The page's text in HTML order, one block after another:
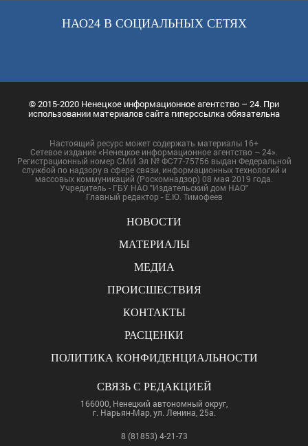
НАО24 В СОЦИАЛЬНЫХ СЕТЯХ
© 2015-2020 Ненецкое информационное агентство – 24. При
использовании материалов сайта гиперссылка обязательна
Настоящий ресурс может содержать материалы 16+
Сетевое издание «Ненецкое информационное агентство – 24».
Регистрационный номер СМИ Эл № ФС77-75756 выдан Федеральной
службой по надзору в сфере связи, информационных технологий и
массовых коммуникаций (Роскомнадзор) 08 мая 2019 года.
Учредитель - ГБУ НАО "Издательский дом НАО"
Главный редактор - Е.Ю. Тимофеев
НОВОСТИ
МАТЕРИАЛЫ
МЕДИА
ПРОИСШЕСТВИЯ
КОНТАКТЫ
РАСЦЕНКИ
ПОЛИТИКА КОНФИДЕНЦИАЛЬНОСТИ
СВЯЗЬ С РЕДАКЦИЕЙ
166000, Ненецкий автономный округ,
г. Нарьян-Мар, ул. Ленина, 25а.
8 (81853) 4-21-73